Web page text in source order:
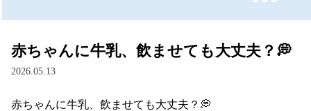
赤ちゃんに牛乳、飲ませても大丈夫？💭
2026.05.13
赤ちゃんに牛乳、飲ませても大丈夫？💭